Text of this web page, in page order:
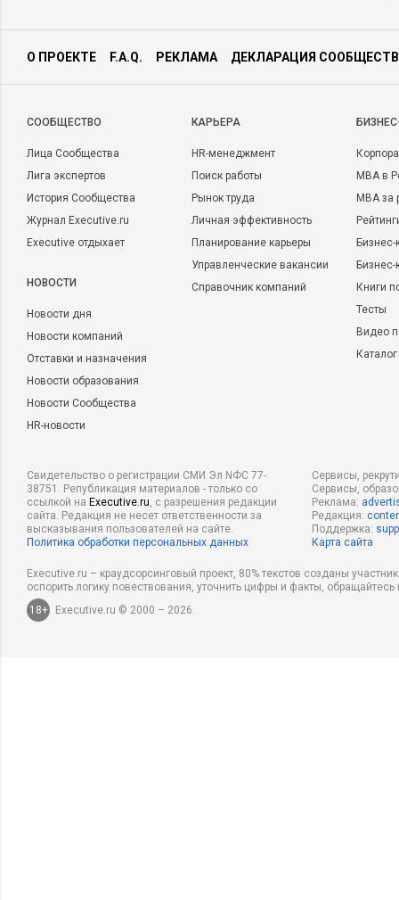
О ПРОЕКТЕ F.A.Q. РЕКЛАМА ДЕКЛАРАЦИЯ
CООБЩЕСТВО
Лица Сообщества
Лига экспертов
История Сообщества
Журнал Executive.ru
Executive отдыхает
НОВОСТИ
Новости дня
Новости компаний
Отставки и назначения
Новости образования
Новости Сообщества
HR-новости
КАРЬЕРА
HR-менеджмент
Поиск работы
Рынок труда
Личная эффективность
Планирование карьеры
Управленческие вакансии
Справочник компаний
MBA в
MBA
Бизнес-
Книги
Тесты
Видео
Свидетельство о регистрации СМИ Эл NФС 77-
38751. Републикация материалов - только со
ссылкой на Executive.ru, с разрешения редакции
сайта. Редакция не несет ответственности за
высказывания пользователей на сайте.
Политика обработки персональных данных
Сервисы,
Сервисы,
Реклама:
Редакция:
Поддержка:
Карта сайта
Executive.ru – краудсорсинговый проект, 80% текстов созданы
оспорить логику повествования, уточнить цифры и факты,
18+
Executive.ru © 2000 – 2026.